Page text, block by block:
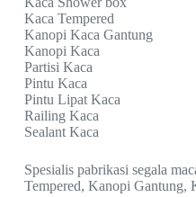
Kaca Tempered
Kanopi Kaca Gantung
Kanopi Kaca
Partisi Kaca
Pintu Kaca
Pintu Lipat Kaca
Railing Kaca
Sealant Kaca
Spesialis pabrikasi segala
Tempered, Kanopi Gantung,